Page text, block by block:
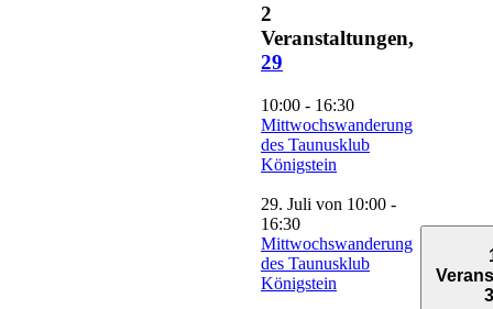
2
Veranstaltungen,
29
10:00 - 16:30
Mittwochswanderung
des Taunusklub
Königstein
29. Juli von 10:00 -
16:30
Mittwochswanderung
des Taunusklub
Königstein